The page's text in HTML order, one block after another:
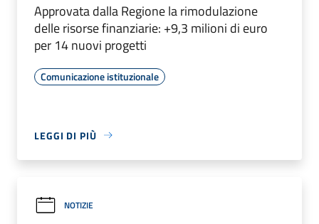
Approvata dalla Regione la rimodulazione
delle risorse finanziarie: +9,3 milioni di euro
per 14 nuovi progetti
Comunicazione istituzionale
LEGGI DI PIÙ
NOTIZIE